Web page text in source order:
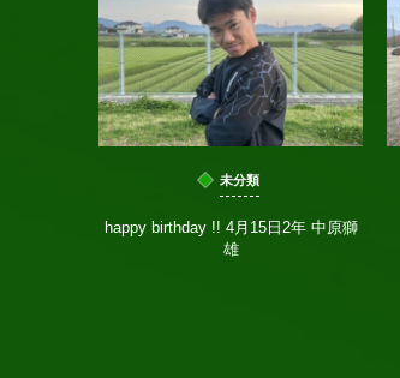
未分類
happy birthday !! 4月15日2年 中原獅
雄